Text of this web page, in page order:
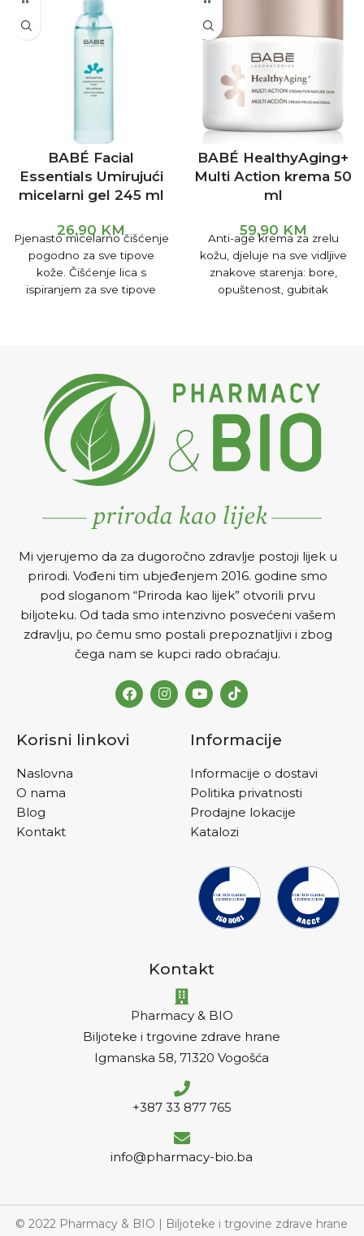
BABÉ Facial
Essentials Umirujući
micelarni gel 245 ml
26,90 KM
Pjenasto micelarno čišćenje
pogodno za sve tipove
kože. Čišćenje lica s
ispiranjem za sve tipove
BABÉ HealthyAging+
Multi Action krema 50
ml
59,90 KM
Anti-age krema za zrelu
kožu, djeluje na sve vidljive
znakove starenja: bore,
opuštenost, gubitak
Mi vjerujemo da za dugoročno zdravlje postoji lijek u
prirodi. Vođeni tim ubjeđenjem 2016. godine smo
pod sloganom “Priroda kao lijek” otvorili prvu
biljoteku. Od tada smo intenzivno posvećeni vašem
zdravlju, po čemu smo postali prepoznatljivi i zbog
čega nam se kupci rado obraćaju.
Korisni linkovi
Naslovna
O nama
Blog
Kontakt
Informacije
Informacije o dostavi
Politika privatnosti
Prodajne lokacije
Katalozi
Kontakt
Pharmacy & BIO
Biljoteke i trgovine zdrave hrane
Igmanska 58, 71320 Vogošća
+387 33 877 765
info@pharmacy-bio.ba
© 2022 Pharmacy & BIO | Biljoteke i trgovine zdrave hrane